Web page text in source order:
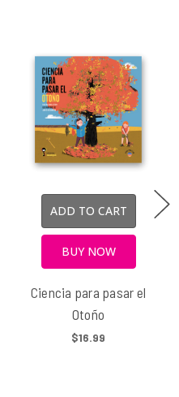
ADD TO CART
BUY NOW
Ciencia para pasar el
Otoño
$16.99